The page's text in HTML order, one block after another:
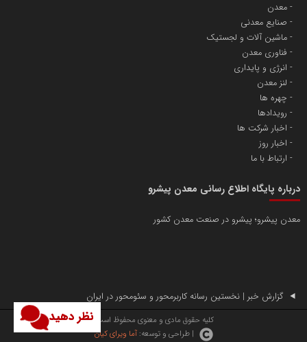
نظر دهید
معدن
صنایع معدنی
ماشین آلات و لجستیک
فناوری معدن
انرژی و پایداری
لنز معدن
چهره ها
رویدادها
اخبار شرکت ها
اخبار روز
ارتباط با ما
درباره پایگاه اطلاع رسانی معدن پیشرو
معدن پیشرو؛ پیشرو در صنعت معدن کشور
گزارش خبر | نخستین رسانه کاربرمحور و سئومحور در ایران
کلیه حقوق مادی و معنوی محفوظ است.
| طراحی و توسعه: آما ویرای کیان